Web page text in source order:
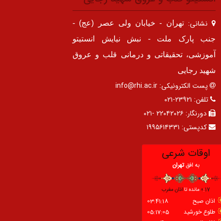
نشانی:تهران - خیابان ولی عصر (عج) -
جنب پارک ملت - نبش نیایش انستیتو
آموزشی، تحقیقاتی و درمانی قلب و عروق
شهید رجایی
پست الکترونیکی: info@rhi.ac.ir
تلفن: ۲۳۹۲۱-۰۲۱
دورنگار: ۲۲۰۴۲۰۲۶ -۰۲۱
کدپستی: ۱۹۹۵۶۱۴۳۳۱